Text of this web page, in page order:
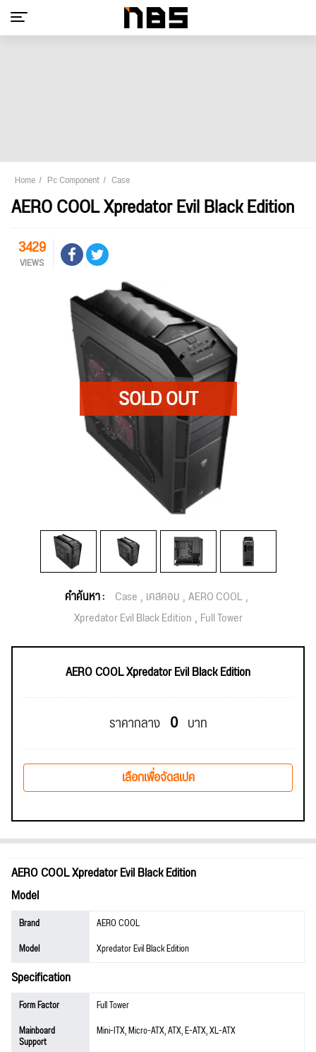
Home Pc Component Case
AERO COOL Xpredator Evil Black Edition
3429
VIEWS
คำค้นหา : Case เคสคอม AERO COOL
Xpredator Evil Black Edition Full Tower
AERO COOL Xpredator Evil Black Edition
ราคากลาง 0 บาท
เลือกเพื่อจัดสเปค
AERO COOL Xpredator Evil Black Edition
Model
Brand
AERO COOL
Model
Xpredator Evil Black Edition
Specification
Form Factor
Full Tower
Mainboard
Support
Mini-ITX, Micro-ATX, ATX, E-ATX, XL-ATX